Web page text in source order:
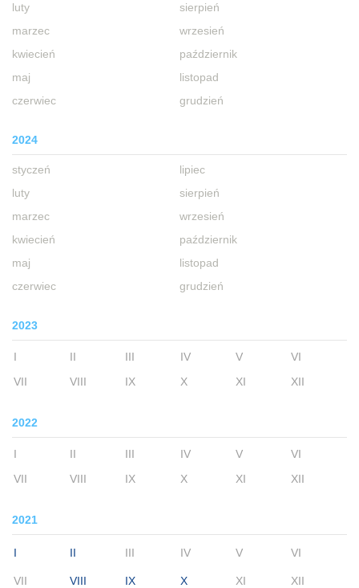
luty
marzec
kwiecień
maj
czerwiec
sierpień
wrzesień
październik
listopad
grudzień
2024
styczeń
luty
marzec
kwiecień
maj
czerwiec
lipiec
sierpień
wrzesień
październik
listopad
grudzień
2023
I II III IV V
VI
VII
VIII IX X XI XII
2022
I II III IV V
VI
VII
VIII IX X XI XII
2021
I II III IV V VI
VII VIII IX X XI XII